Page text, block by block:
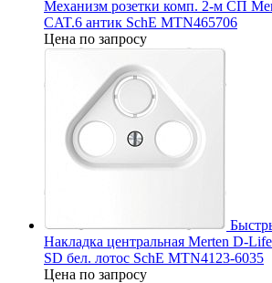
Механизм розетки комп. 2-м СП
CAT.6 антик SchE MTN465706
Цена по запросу
Накладка центральная Merten D-
SD бел. лотос SchE MTN4123-6035
Цена по запросу